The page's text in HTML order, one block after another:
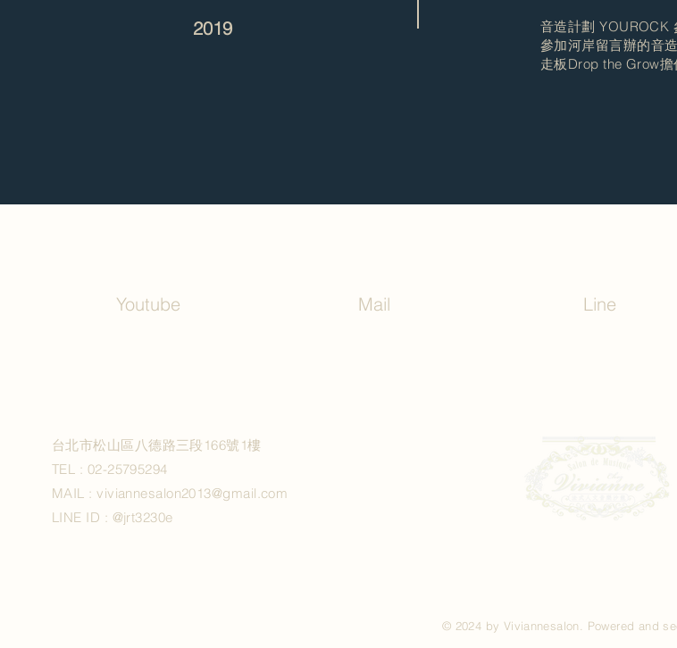
2019
音造計劃 YOUROCK
參加河岸留言辦的音
走板Drop the Grow
Youtube Mail Line
台北市松山區八德路三段166號1樓
TEL : 02-25795294
MAIL :viviannesalon2013@gmail.com
LINE ID : @jrt3230e
© 2024 by Viviannesalon. Powered and